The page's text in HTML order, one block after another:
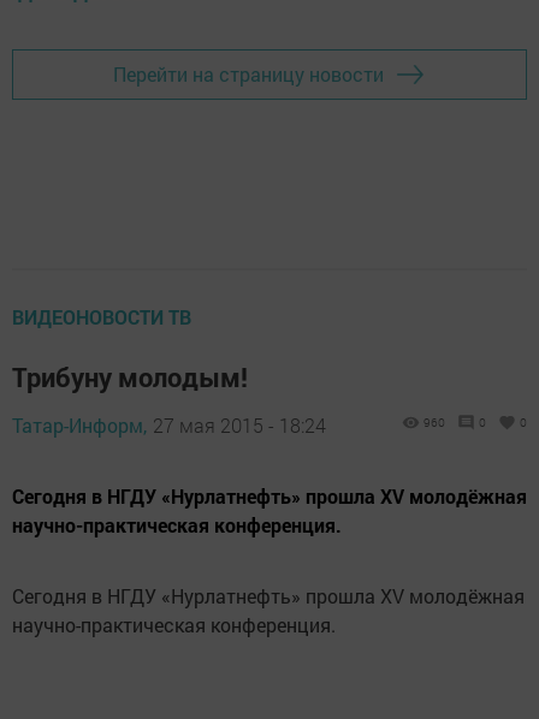
Перейти на страницу новости
ВИДЕОНОВОСТИ ТВ
Трибуну молодым!
Татар-Информ, 27 мая 2015 - 18:24 960 0 0
Сегодня в НГДУ «Нурлатнефть» прошла XV молодёжная
научно-практическая конференция.
Сегодня в НГДУ «Нурлатнефть» прошла XV молодёжная
научно-практическая конференция.